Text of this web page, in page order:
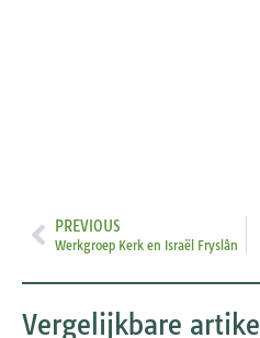
PREVIOUS
Werkgroep Kerk en Israël Fryslân
Vergelijkbare